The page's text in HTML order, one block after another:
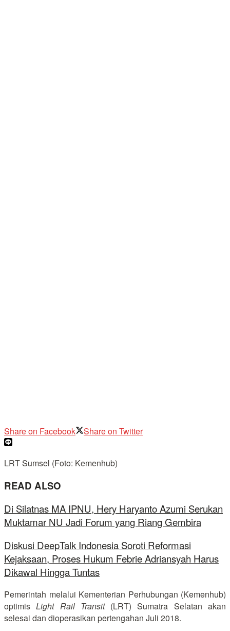
Share on Facebook Share on Twitter
LRT Sumsel (Foto: Kemenhub)
READ ALSO
Di Silatnas MA IPNU, Hery Haryanto Azumi Serukan
Muktamar NU Jadi Forum yang Riang Gembira
Diskusi DeepTalk Indonesia Soroti Reformasi
Kejaksaan, Proses Hukum Febrie Adriansyah Harus
Dikawal Hingga Tuntas
Pemerintah melalui Kementerian Perhubungan (Kemenhub)
optimisLight Rail Transit(LRT) Sumatra Selatan akan
selesai dan dioperasikan pertengahan Juli 2018.